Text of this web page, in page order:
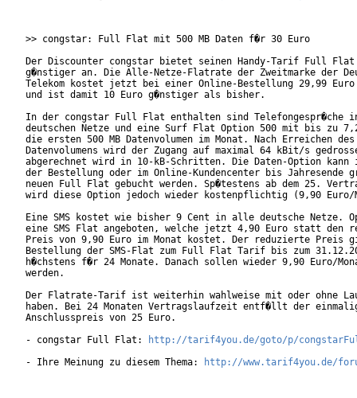
>> congstar: Full Flat mit 500 MB Daten f�r 30 Euro
Der Discounter congstar bietet seinen Handy-Tarif Full
g�nstiger an. Die Alle-Netze-Flatrate der Zweitmarke der
Telekom kostet jetzt bei einer Online-Bestellung 29,99 Euro
und ist damit 10 Euro g�nstiger als bisher.
In der congstar Full Flat enthalten sind Telefongespr�che
deutschen Netze und eine Surf Flat Option 500 mit bis zu
die ersten 500 MB Datenvolumen im Monat. Nach Erreichen des
Datenvolumens wird der Zugang auf maximal 64 kBit/s
abgerechnet wird in 10-kB-Schritten. Die Daten-Option kann
der Bestellung oder im Online-Kundencenter bis Jahresende
neuen Full Flat gebucht werden. Sp�testens ab dem 25.
wird diese Option jedoch wieder kostenpflichtig (9,90 Euro/
Eine SMS kostet wie bisher 9 Cent in alle deutsche Netze.
eine SMS Flat angeboten, welche jetzt 4,90 Euro statt den
Preis von 9,90 Euro im Monat kostet. Der reduzierte Preis
Bestellung der SMS-Flat zum Full Flat Tarif bis zum
h�chstens f�r 24 Monate. Danach sollen wieder 9,90 Euro/
werden.
Der Flatrate-Tarif ist weiterhin wahlweise mit oder ohne
haben. Bei 24 Monaten Vertragslaufzeit entf�llt der
Anschlusspreis von 25 Euro.
- congstar Full Flat:
http://tarif4you.de/goto/p/
- Ihre Meinung zu diesem Thema:
http://www.tarif4you.de/